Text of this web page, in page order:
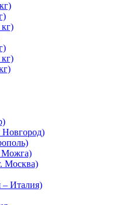
Можга)
Москва)
– Италия)